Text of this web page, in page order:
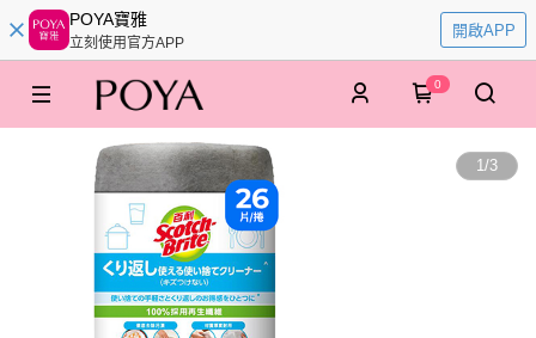
POYA寶雅
立刻使用官方APP
開啟APP
0
1/3